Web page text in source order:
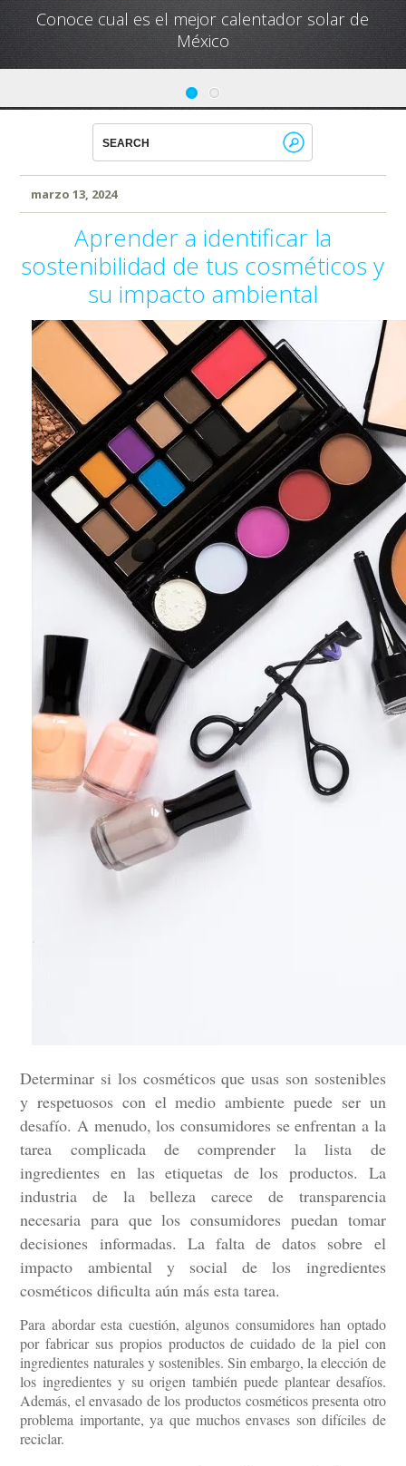
Conoce cual es el mejor calentador solar de
México
Conoce que tan sana es el agua en tu casa
Conoce cual es el mejor calentador solar de
México
marzo 13, 2024
Aprender a identificar la
sostenibilidad de tus cosméticos y
su impacto ambiental
Determinar si los cosméticos que usas son sostenibles
y respetuosos con el medio ambiente puede ser un
desafío. A menudo, los consumidores se enfrentan a la
tarea complicada de comprender la lista de
ingredientes en las etiquetas de los productos. La
industria de la belleza carece de transparencia
necesaria para que los consumidores puedan tomar
decisiones informadas. La falta de datos sobre el
impacto ambiental y social de los ingredientes
cosméticos dificulta aún más esta tarea.
Para abordar esta cuestión, algunos consumidores han optado
por fabricar sus propios productos de cuidado de la piel con
ingredientes naturales y sostenibles. Sin embargo, la elección de
los ingredientes y su origen también puede plantear desafíos.
Además, el envasado de los productos cosméticos presenta otro
problema importante, ya que muchos envases son difíciles de
reciclar.